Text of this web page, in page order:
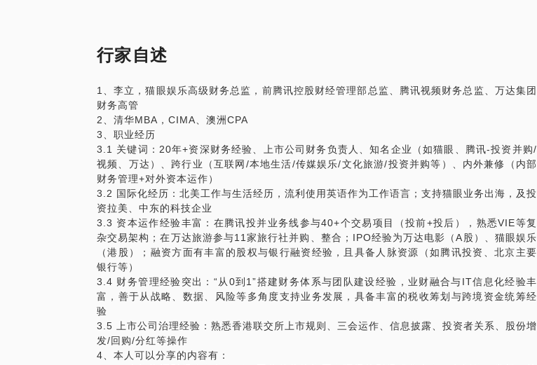
构安排，出让股份多少以及与投资人合同谈判注意事项
4.尽职调查要点，如何配合投资人尽调
行家自述
1、李立，猫眼娱乐高级财务总监，前腾讯控股财经管理部总监、腾讯视频财务总监、万达集团
财务高管
2、清华MBA，CIMA、澳洲CPA
3、职业经历
3.1 关键词：20年+资深财务经验、上市公司财务负责人、知名企业（如猫眼、腾讯-投资并购/
视频、万达）、跨行业（互联网/本地生活/传媒娱乐/文化旅游/投资并购等）、内外兼修（内部
财务管理+对外资本运作）
3.2 国际化经历：北美工作与生活经历，流利使用英语作为工作语言；支持猫眼业务出海，及投
资拉美、中东的科技企业
3.3 资本运作经验丰富：在腾讯投并业务线参与40+个交易项目（投前+投后），熟悉VIE等复
杂交易架构；在万达旅游参与11家旅行社并购、整合；IPO经验为万达电影（A股）、猫眼娱乐
（港股）；融资方面有丰富的股权与银行融资经验，且具备人脉资源（如腾讯投资、北京主要
银行等）
3.4 财务管理经验突出：“从0到1”搭建财务体系与团队建设经验，业财融合与IT信息化经验丰
富，善于从战略、数据、风险等多角度支持业务发展，具备丰富的税收筹划与跨境资金统筹经
验
3.5 上市公司治理经验：熟悉香港联交所上市规则、三会运作、信息披露、投资者关系、股份增
发/回购/分红等操作
4、本人可以分享的内容有：